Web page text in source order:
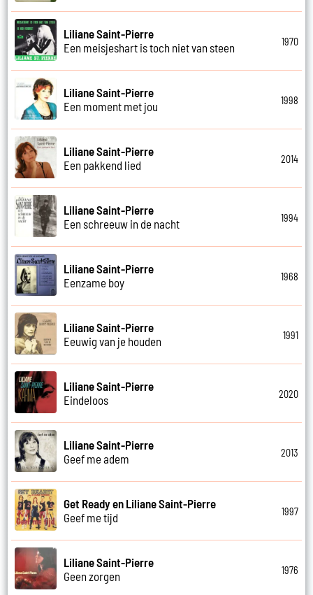
Liliane Saint-Pierre
Een meisjeshart is toch niet van steen
1970
Liliane Saint-Pierre
Een moment met jou
1998
Liliane Saint-Pierre
Een pakkend lied
2014
Liliane Saint-Pierre
Een schreeuw in de nacht
1994
Liliane Saint-Pierre
Eenzame boy
1968
Liliane Saint-Pierre
Eeuwig van je houden
1991
Liliane Saint-Pierre
Eindeloos
2020
Liliane Saint-Pierre
Geef me adem
2013
Get Ready en Liliane Saint-Pierre
Geef me tijd
1997
Liliane Saint-Pierre
Geen zorgen
1976